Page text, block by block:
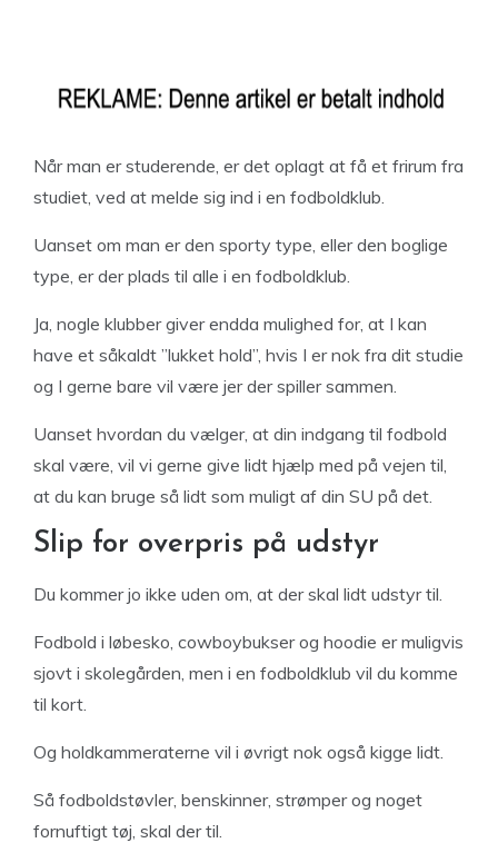
Når man er studerende, er det oplagt at få et frirum fra
studiet, ved at melde sig ind i en fodboldklub.
Uanset om man er den sporty type, eller den boglige
type, er der plads til alle i en fodboldklub.
Ja, nogle klubber giver endda mulighed for, at I kan
have et såkaldt ”lukket hold”, hvis I er nok fra dit studie
og I gerne bare vil være jer der spiller sammen.
Uanset hvordan du vælger, at din indgang til fodbold
skal være, vil vi gerne give lidt hjælp med på vejen til,
at du kan bruge så lidt som muligt af din SU på det.
Slip for overpris på udstyr
Du kommer jo ikke uden om, at der skal lidt udstyr til.
Fodbold i løbesko, cowboybukser og hoodie er muligvis
sjovt i skolegården, men i en fodboldklub vil du komme
til kort.
Og holdkammeraterne vil i øvrigt nok også kigge lidt.
Så fodboldstøvler, benskinner, strømper og noget
fornuftigt tøj, skal der til.